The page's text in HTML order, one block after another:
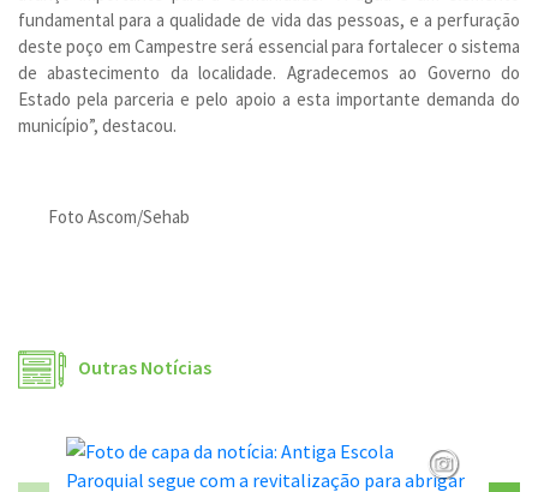
fundamental para a qualidade de vida das pessoas, e a perfuração
deste poço em Campestre será essencial para fortalecer o sistema
de abastecimento da localidade. Agradecemos ao Governo do
Estado pela parceria e pelo apoio a esta importante demanda do
município”, destacou.
Foto Ascom/Sehab
Outras Notícias